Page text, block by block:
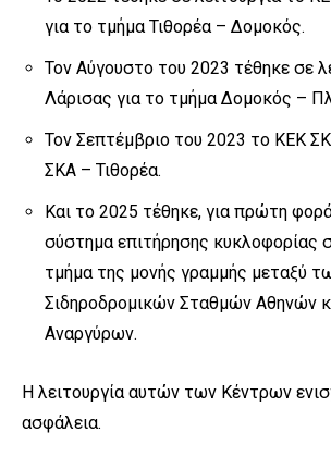
για το τμήμα Τιθορέα – Δομοκός.
Τον Αύγουστο του 2023 τέθηκε σε
Λάρισας για το τμήμα Δομοκός –
Τον Σεπτέμβριο του 2023 το ΚΕΚ
ΣΚΑ – Τιθορέα.
Και το 2025 τέθηκε, για πρώτη
σύστημα επιτήρησης κυκλοφορίας
τμήμα της μονής γραμμής μεταξύ
Σιδηροδρομικών Σταθμών Αθηνών
Αναργύρων.
Η λειτουργία αυτών των Κέντρων
ασφάλεια.